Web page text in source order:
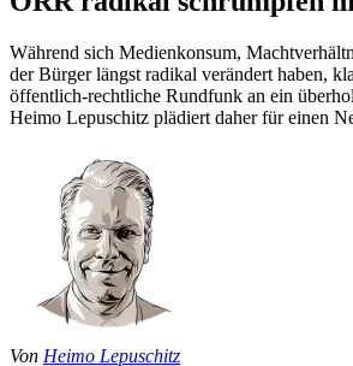
Während sich Medienkonsum,
der Bürger längst radikal verändert haben,
öffentlich-rechtliche Rundfunk an ein
Heimo Lepuschitz plädiert daher für einen
Von Heimo Lepuschitz